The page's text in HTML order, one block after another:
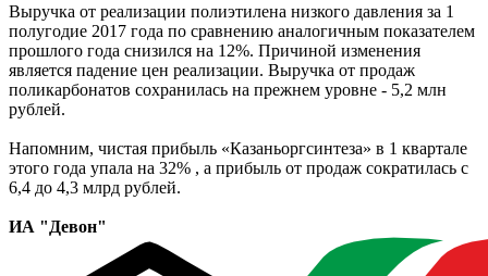
Выручка от реализации полиэтилена низкого давления за 1
полугодие 2017 года по сравнению аналогичным показателем
прошлого года снизился на 12%. Причиной изменения
является падение цен реализации. Выручка от продаж
поликарбонатов сохранилась на прежнем уровне - 5,2 млн
рублей.
Напомним, чистая прибыль «Казаньоргсинтеза» в 1 квартале
этого года упала на 32% , а прибыль от продаж сократилась с
6,4 до 4,3 млрд рублей.
ИА "Девон"